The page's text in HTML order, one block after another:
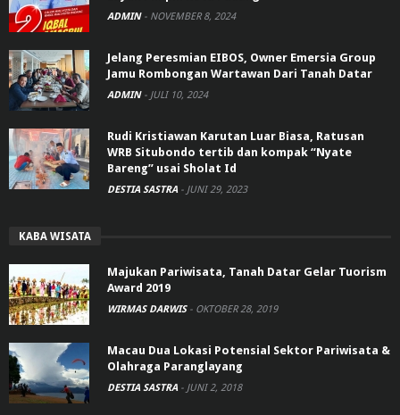
ADMIN - NOVEMBER 8, 2024
Jelang Peresmian EIBOS, Owner Emersia Group
Jamu Rombongan Wartawan Dari Tanah Datar
ADMIN - JULI 10, 2024
Rudi Kristiawan Karutan Luar Biasa, Ratusan
WRB Situbondo tertib dan kompak “Nyate
Bareng” usai Sholat Id
DESTIA SASTRA - JUNI 29, 2023
KABA WISATA
Majukan Pariwisata, Tanah Datar Gelar Tuorism
Award 2019
WIRMAS DARWIS - OKTOBER 28, 2019
Macau Dua Lokasi Potensial Sektor Pariwisata &
Olahraga Paranglayang
DESTIA SASTRA - JUNI 2, 2018